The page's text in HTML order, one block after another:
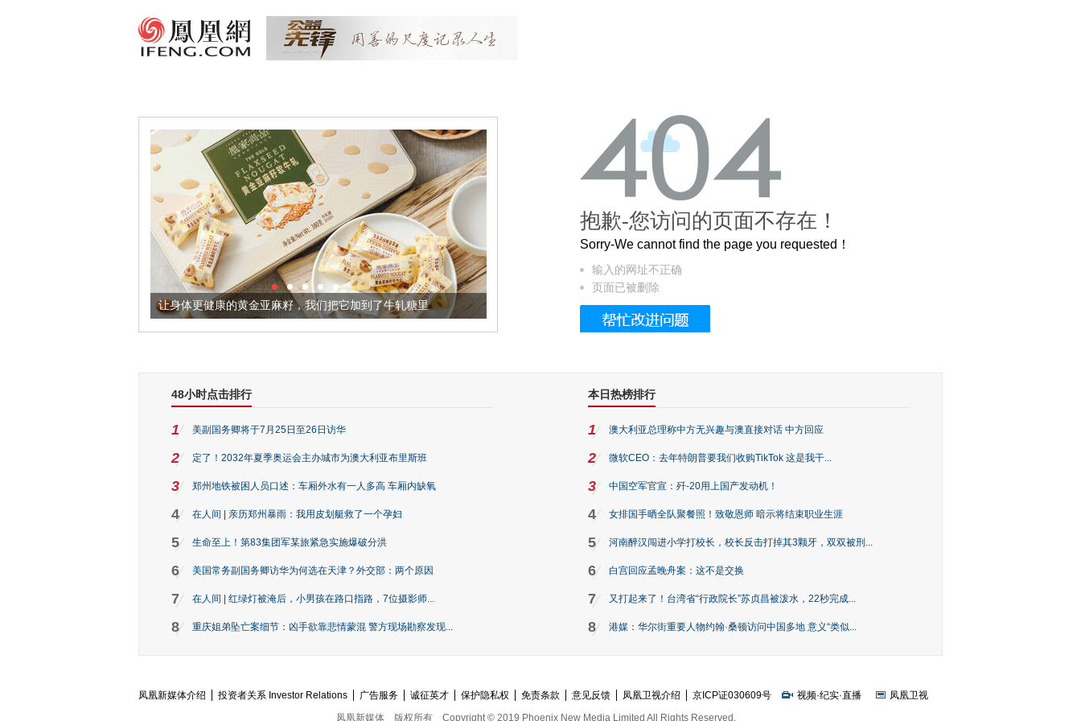
让身体更健康的黄金亚麻籽，我们把它加到了牛轧糖里 被列入佛家七宝的它到底有多美？
抱歉-您访问的页面不存在！
Sorry-We cannot find the page you requested！
输入的网址不正确
页面已被删除
48小时点击排行
1 美副国务卿将于7月25日至26日访华
2 定了！2032年夏季奥运会主办城市为澳大利亚布里斯班
3 郑州地铁被困人员口述：车厢外水有一人多高 车厢内缺氧
4 在人间 | 亲历郑州暴雨：我用皮划艇救了一个孕妇
5 生命至上！第83集团军某旅紧急实施爆破分洪
6 美国常务副国务卿访华为何选在天津？外交部：两个原因
7 在人间 | 红绿灯被淹后，小男孩在路口指路，7位摄影师...
8 重庆姐弟坠亡案细节：凶手欲靠悲情蒙混 警方现场勘察发现...
本日热榜排行
1 澳大利亚总理称中方无兴趣与澳直接对话 中方回应
2 微软CEO：去年特朗普要我们收购TikTok 这是我干...
3 中国空军官宣：歼-20用上国产发动机！
4 女排国手晒全队聚餐照！致敬恩师 暗示将结束职业生涯
5 河南醉汉闯进小学打校长，校长反击打掉其3颗牙，双双被刑...
6 白宫回应孟晚舟案：这不是交换
7 又打起来了！台湾省“行政院长”苏贞昌被泼水，22秒完成...
8 港媒：华尔街重要人物约翰·桑顿访问中国多地 意义“类似...
凤凰新媒体介绍 投资者关系 Investor Relations 广告服务 诚征英才 保护隐私权 免责条款 意见反馈 凤凰卫视介绍 京ICP证030609号 视频·纪实·直播
凤凰卫视
凤凰新媒体
版权所有 Copyright © 2019 Phoenix New Media Limited All Rights Reserved.